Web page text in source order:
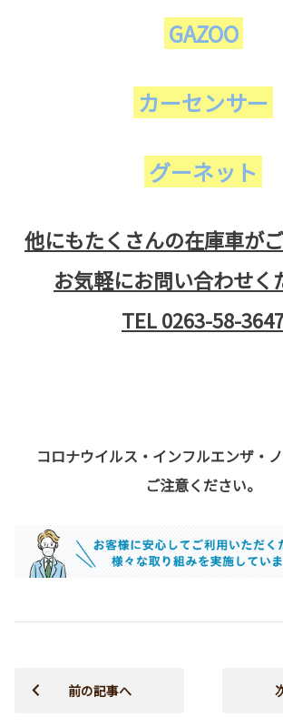
GAZOO
カーセンサー
グーネット
他にもたくさんの在庫車がご
お気軽にお問い合わせく
TEL 0263-58-
コロナウイルス・インフルエンザ・
ご注意ください。
前の記事へ